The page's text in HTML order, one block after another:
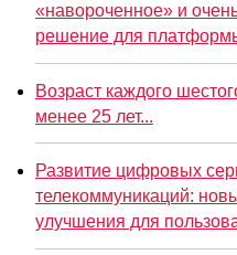
«навороченное» и
решение для
Возраст каждого
менее 25 лет...
Развитие цифровых
телекоммуникаций:
улучшения для